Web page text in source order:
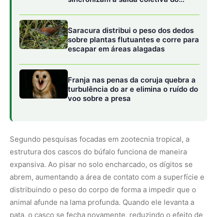
expansiva. Ao pisar no solo encharcado, os dígitos se
abrem, aumentando a área de contato com a superfície e
distribuindo o peso do corpo de forma a impedir que o
animal afunde na lama profunda. Quando ele levanta a
pata, o casco se fecha novamente, reduzindo o efeito de
sucção e facilitando a marcha. Essa mecânica de
locomoção minimiza a compactação crônica do solo nas
áreas de pastagem e permite que os rebanhos acessem
para outros herbívoros terrestres, otimizando o
degradar as margens dos corpos hídricos.
O turismo de experiência nas fazendas
marajoaras